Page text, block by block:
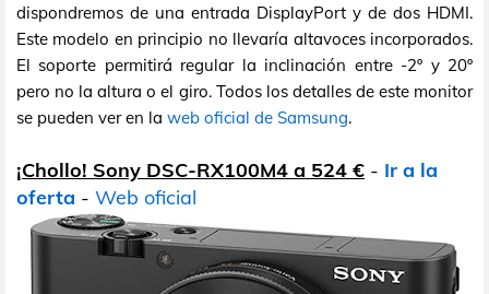
dispondremos de una entrada DisplayPort y de dos HDMI.
Este modelo en principio no llevaría altavoces incorporados.
El soporte permitirá regular la inclinación entre -2º y 20º
pero no la altura o el giro. Todos los detalles de este monitor
se pueden ver en la web oficial de Samsung.
¡Chollo! Sony DSC-RX100M4 a 524 € - Ir a la
oferta - Web oficial